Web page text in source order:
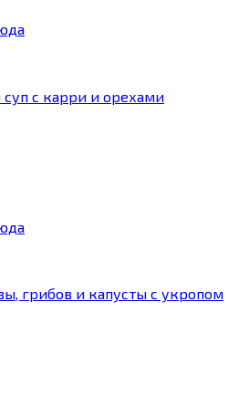
с карри и орехами
грибов и капусты с укропом